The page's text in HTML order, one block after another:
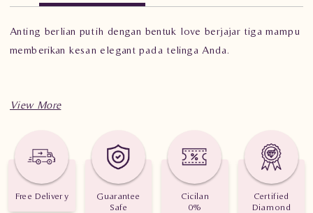
Anting berlian putih dengan bentuk love berjajar tiga mampu
memberikan kesan elegant pada telinga Anda.
Spesifikasi
Jumlah berlian: 102 buah.
Free Delivery
Guarantee
Safe
Cicilan
0%
Certified
Diamond